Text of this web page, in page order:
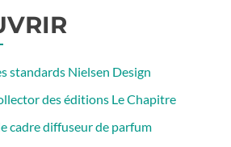
standards Nielsen Design
des éditions Le Chapitre
cadre diffuseur de parfum